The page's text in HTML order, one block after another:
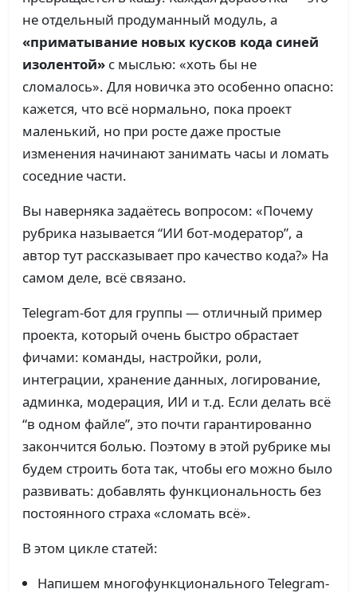
не отдельный продуманный модуль, а
«приматывание новых кусков кода синей
изолентой» с мыслью: «хоть бы не
сломалось». Для новичка это особенно опасно:
кажется, что всё нормально, пока проект
маленький, но при росте даже простые
изменения начинают занимать часы и ломать
соседние части.
Вы наверняка задаётесь вопросом: «Почему
рубрика называется “ИИ бот-модератор”, а
автор тут рассказывает про качество кода?» На
самом деле, всё связано.
Telegram-бот для группы — отличный пример
проекта, который очень быстро обрастает
фичами: команды, настройки, роли,
интеграции, хранение данных, логирование,
админка, модерация, ИИ и т.д. Если делать всё
“в одном файле”, это почти гарантированно
закончится болью. Поэтому в этой рубрике мы
будем строить бота так, чтобы его можно было
развивать: добавлять функциональность без
постоянного страха «сломать всё».
В этом цикле статей:
Напишем многофункционального Telegram-